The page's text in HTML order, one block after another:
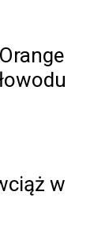
w